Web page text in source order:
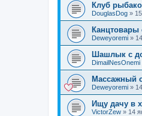
Клуб
DouglasDog »
Канцтовары
Deweyoremi »
Шашлык с
DimailNesOnemi
Массажный
Deweyoremi »
Ищу дачу в
VictorZew » 14